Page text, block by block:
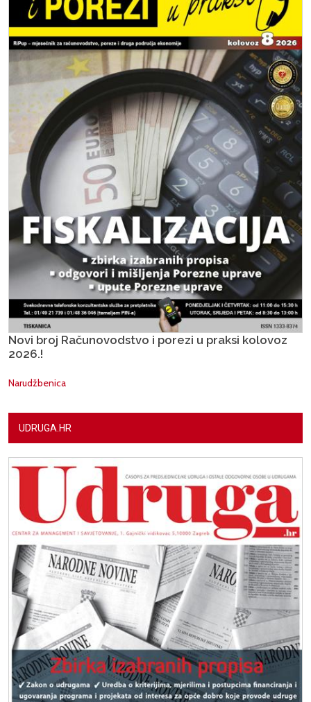
Novi broj Računovodstvo i porezi u praksi kolovoz
2026.!
Narudžbenica
UDRUGA.HR